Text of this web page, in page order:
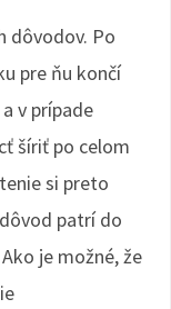
dôvodov. Po
pre ňu končí
v prípade
šíriť po celom
si preto
patrí do
je možné, že